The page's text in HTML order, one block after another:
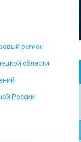
регион
области
России